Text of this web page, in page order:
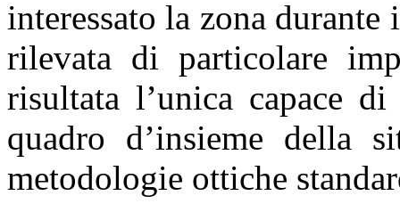
interessato la zona
rilevata di particolare
risultata l’unica capace
quadro d’insieme della
metodologie ottiche